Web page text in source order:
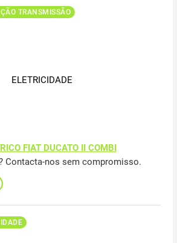
TRANSMISSÃO
ELETRICIDADE
FIAT DUCATO II COMBI
Contacta-nos sem compromisso.